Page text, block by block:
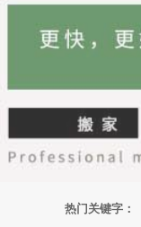
热门关键字：